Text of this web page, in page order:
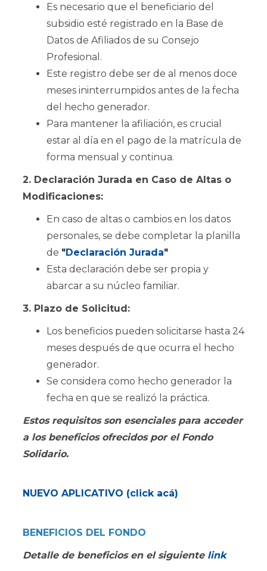
Es necesario que el beneficiario del
subsidio esté registrado en la Base de
Datos de Afiliados de su Consejo
Profesional.
Este registro debe ser de al menos doce
meses ininterrumpidos antes de la fecha
del hecho generador.
Para mantener la afiliación, es crucial
estar al día en el pago de la matrícula de
forma mensual y continua.
2. Declaración Jurada en Caso de Altas o
Modificaciones:
En caso de altas o cambios en los datos
personales, se debe completar la planilla
de "Declaración Jurada"
Esta declaración debe ser propia y
abarcar a su núcleo familiar.
3. Plazo de Solicitud:
Los beneficios pueden solicitarse hasta 24
meses después de que ocurra el hecho
generador.
Se considera como hecho generador la
fecha en que se realizó la práctica.
Estos requisitos son esenciales para acceder
a los beneficios ofrecidos por el Fondo
Solidario.
NUEVO APLICATIVO (click acá)
BENEFICIOS DEL FONDO
Detalle de beneficios en el siguiente link